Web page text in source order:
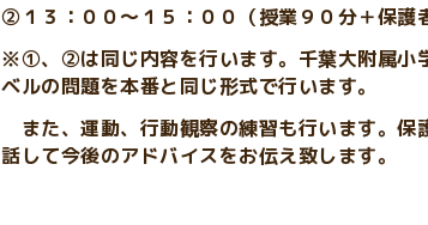
②１３：００～１５：００ （授業９０分＋保護
※①、②は同じ内容を行います。千葉大附属小
ベルの問題を本番と同じ形式で行います。
また、運動、行動観察の練習も行います。保
話して今後のアドバイスをお伝え致します。